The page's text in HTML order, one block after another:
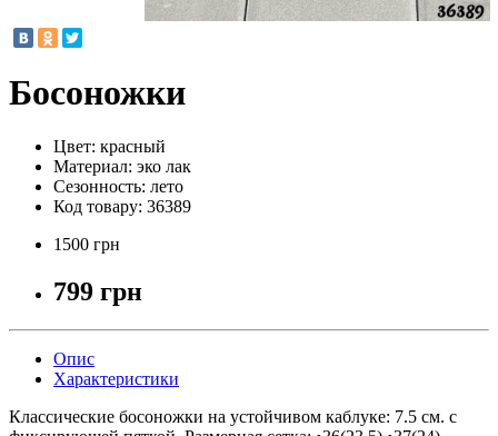
Босоножки
Цвет: красный
Материал: эко лак
Сезонность: лето
Код товару: 36389
1500 грн
799 грн
Опис
Характеристики
Классические босоножки на устойчивом каблуке: 7.5 см. с